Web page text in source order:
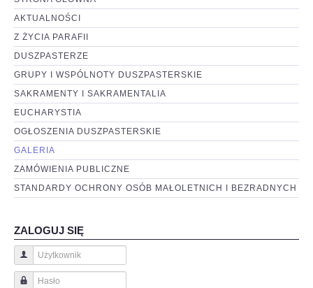
AKTUALNOŚCI
Z ŻYCIA PARAFII
DUSZPASTERZE
GRUPY I WSPÓLNOTY DUSZPASTERSKIE
SAKRAMENTY I SAKRAMENTALIA
EUCHARYSTIA
OGŁOSZENIA DUSZPASTERSKIE
GALERIA
ZAMÓWIENIA PUBLICZNE
STANDARDY OCHRONY OSÓB MAŁOLETNICH I BEZRADNYCH
ZALOGUJ SIĘ
Użytkownik